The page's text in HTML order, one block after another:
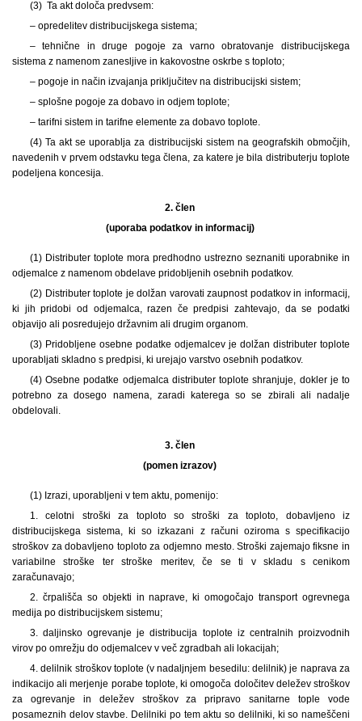
(3) Ta akt določa predvsem:
– opredelitev distribucijskega sistema;
– tehnične in druge pogoje za varno obratovanje distribucijskega
sistema z namenom zanesljive in kakovostne oskrbe s toploto;
– pogoje in način izvajanja priključitev na distribucijski sistem;
– splošne pogoje za dobavo in odjem toplote;
– tarifni sistem in tarifne elemente za dobavo toplote.
(4) Ta akt se uporablja za distribucijski sistem na geografskih območjih,
navedenih v prvem odstavku tega člena, za katere je bila distributerju toplote
podeljena koncesija.
2. člen
(uporaba podatkov in informacij)
(1) Distributer toplote mora predhodno ustrezno seznaniti uporabnike in
odjemalce z namenom obdelave pridobljenih osebnih podatkov.
(2) Distributer toplote je dolžan varovati zaupnost podatkov in informacij,
ki jih pridobi od odjemalca, razen če predpisi zahtevajo, da se podatki
objavijo ali posredujejo državnim ali drugim organom.
(3) Pridobljene osebne podatke odjemalcev je dolžan distributer toplote
uporabljati skladno s predpisi, ki urejajo varstvo osebnih podatkov.
(4) Osebne podatke odjemalca distributer toplote shranjuje, dokler je to
potrebno za dosego namena, zaradi katerega so se zbirali ali nadalje
obdelovali.
3. člen
(pomen izrazov)
(1) Izrazi, uporabljeni v tem aktu, pomenijo:
1. celotni stroški za toploto so stroški za toploto, dobavljeno iz
distribucijskega sistema, ki so izkazani z računi oziroma s specifikacijo
stroškov za dobavljeno toploto za odjemno mesto. Stroški zajemajo fiksne in
variabilne stroške ter stroške meritev, če se ti v skladu s cenikom
zaračunavajo;
2. črpališča so objekti in naprave, ki omogočajo transport ogrevnega
medija po distribucijskem sistemu;
3. daljinsko ogrevanje je distribucija toplote iz centralnih proizvodnih
virov po omrežju do odjemalcev v več zgradbah ali lokacijah;
4. delilnik stroškov toplote (v nadaljnjem besedilu: delilnik) je naprava za
indikacijo ali merjenje porabe toplote, ki omogoča določitev deležev stroškov
za ogrevanje in deležev stroškov za pripravo sanitarne tople vode
posameznih delov stavbe. Delilniki po tem aktu so delilniki, ki so nameščeni